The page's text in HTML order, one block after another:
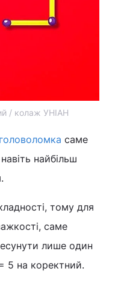
/ колаж УНІАН
головоломка саме
найбільш
тому для
саме
лише один
5 на коректний.